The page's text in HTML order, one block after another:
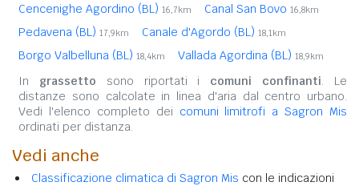
Cencenighe Agordino (BL) 16,7km Canal San Bovo 16,8km
Pedavena (BL) 17,9km Canale d'Agordo (BL) 18,1km
Borgo Valbelluna (BL) 18,4km Vallada Agordina (BL) 18,9km
In grassetto sono riportati i comuni confinanti. Le
distanze sono calcolate in linea d'aria dal centro urbano.
Vedi l'elenco completo dei comuni limitrofi a Sagron Mis
ordinati per distanza.
Vedi anche
Classificazione climatica di Sagron Mis con le indicazioni